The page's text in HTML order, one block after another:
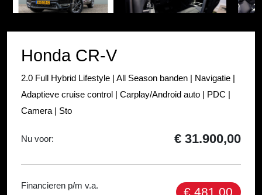
38
Honda CR-V
2.0 Full Hybrid Lifestyle | All Season banden | Navigatie |
Adaptieve cruise control | Carplay/Android auto | PDC |
Camera | Sto
Nu voor: € 31.900,00
Financieren p/m v.a. € 481,00